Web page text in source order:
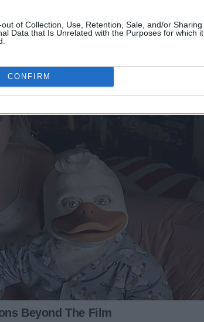
of Collection, Use, Retention, Sale, and/or Sharing
Data that Is Unrelated with the Purposes for which it
CONFIRM